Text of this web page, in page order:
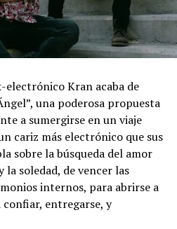
electrónico Kran acaba de
una poderosa propuesta
a sumergirse en un viaje
cariz más electrónico que sus
sobre la búsqueda del amor
la soledad, de vencer las
internos, para abrirse a
entregarse, y